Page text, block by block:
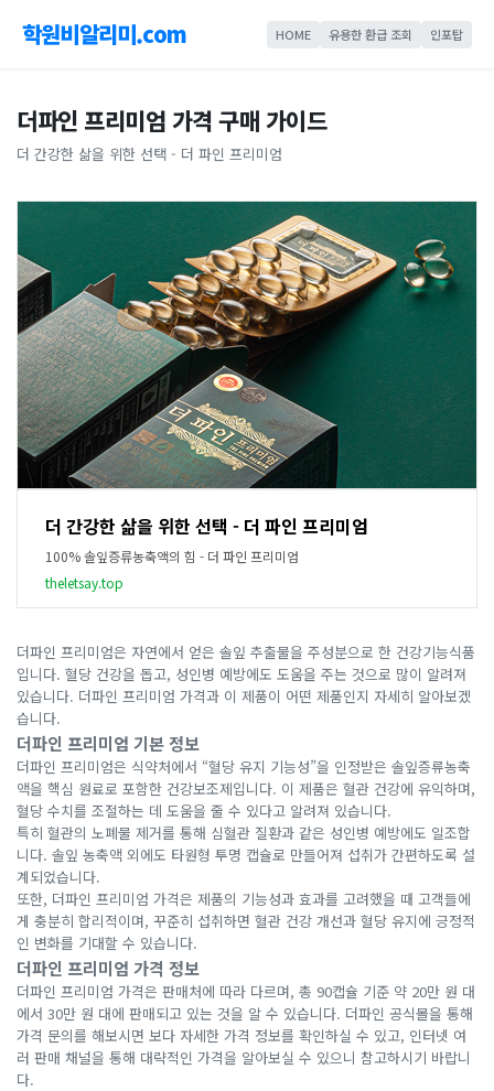
학원비알리미.com HOME 유용한 환급 조회 인포탑
더파인 프리미엄 가격 구매 가이드
더 간강한 삶을 위한 선택 - 더 파인 프리미엄
더 간강한 삶을 위한 선택 - 더 파인 프리미엄
100% 솔잎증류농축액의 힘 - 더 파인 프리미엄
theletsay.top
더파인 프리미엄은 자연에서 얻은 솔잎 추출물을 주성분으로 한 건강기능식품
입니다. 혈당 건강을 돕고, 성인병 예방에도 도움을 주는 것으로 많이 알려져
있습니다. 더파인 프리미엄 가격과 이 제품이 어떤 제품인지 자세히 알아보겠
습니다.
더파인 프리미엄 기본 정보
더파인 프리미엄은 식약처에서 “혈당 유지 기능성”을 인정받은 솔잎증류농축
액을 핵심 원료로 포함한 건강보조제입니다. 이 제품은 혈관 건강에 유익하며,
혈당 수치를 조절하는 데 도움을 줄 수 있다고 알려져 있습니다.
특히 혈관의 노폐물 제거를 통해 심혈관 질환과 같은 성인병 예방에도 일조합
니다. 솔잎 농축액 외에도 타원형 투명 캡슐로 만들어져 섭취가 간편하도록 설
계되었습니다.
또한, 더파인 프리미엄 가격은 제품의 기능성과 효과를 고려했을 때 고객들에
게 충분히 합리적이며, 꾸준히 섭취하면 혈관 건강 개선과 혈당 유지에 긍정적
인 변화를 기대할 수 있습니다.
더파인 프리미엄 가격 정보
더파인 프리미엄 가격은 판매처에 따라 다르며, 총 90캡슐 기준 약 20만 원 대
에서 30만 원 대에 판매되고 있는 것을 알 수 있습니다. 더파인 공식몰을 통해
가격 문의를 해보시면 보다 자세한 가격 정보를 확인하실 수 있고, 인터넷 여
러 판매 채널을 통해 대략적인 가격을 알아보실 수 있으니 참고하시기 바랍니
다.